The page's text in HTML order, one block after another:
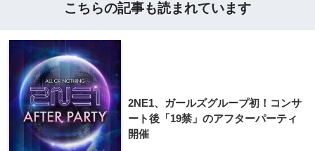
こちらの記事も読まれています
2NE1、ガールズグループ初！コンサ
ート後「19禁」のアフターパーティ
開催